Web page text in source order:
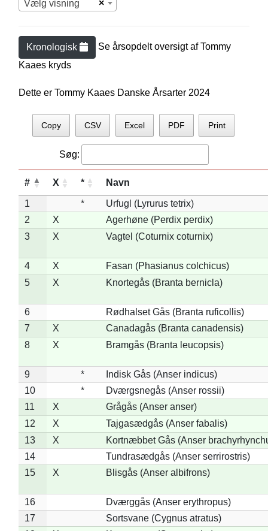
×
Vælg visning
Kronologisk Se årsopdelt oversigt afTommy
Kaaes kryds
Dette er Tommy Kaaes Danske Årsarter 2024
Copy CSV Excel PDF Print
Søg:
# X * Navn
1 *
Urfugl (Lyrurus tetrix)
2
X
Agerhøne (Perdix perdix)
3
X Vagtel (Coturnix coturnix)
4 X
Fasan (Phasianus colchicus)
5
X Knortegås (Branta bernicla)
6
Rødhalset Gås (Branta ruficollis)
7
X
Canadagås (Branta canadensis)
8
X Bramgås (Branta leucopsis)
9 *
Indisk Gås (Anser indicus)
10
*
Dværgsnegås (Anser rossii)
11
X
Grågås (Anser anser)
12
X
Tajgasædgås (Anser fabalis)
13
X
Kortnæbbet Gås (Anser
14
Tundrasædgås (Anser serrirostris)
15
X Blisgås (Anser albifrons)
16
Dværggås (Anser erythropus)
17
Sortsvane (Cygnus atratus)